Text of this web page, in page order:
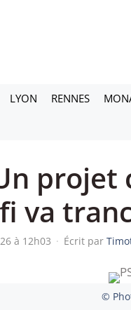
LYON RENNES
va
à 12h03 · Écrit par
©